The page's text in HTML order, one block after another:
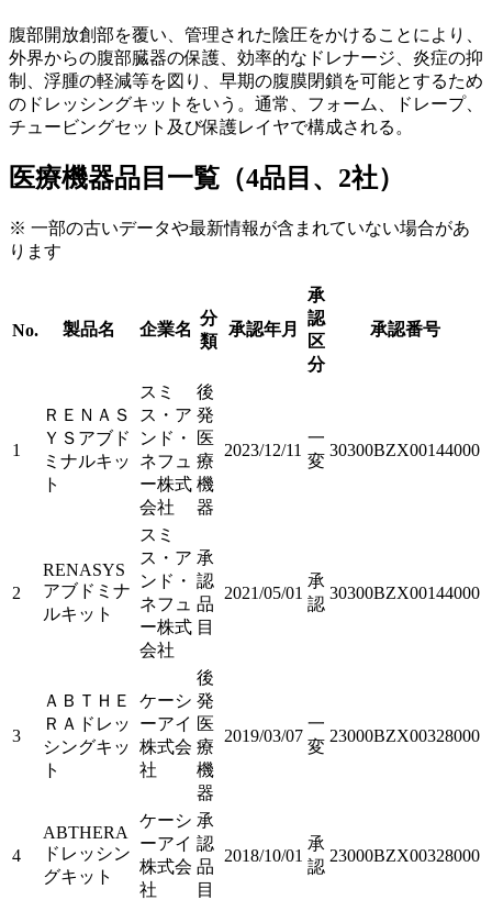
腹部開放創部を覆い、管理された陰圧をかけることにより、
外界からの腹部臓器の保護、効率的なドレナージ、炎症の抑
制、浮腫の軽減等を図り、早期の腹膜閉鎖を可能とするため
のドレッシングキットをいう。通常、フォーム、ドレープ、
チュービングセット及び保護レイヤで構成される。
医療機器品目一覧（4品目、2社）
※ 一部の古いデータや最新情報が含まれていない場合があ
ります
No. 製品名 企業名
分
類
承認年月
承
認
区
分
承認番号
1
ＲＥＮＡＳ
ＹＳアブド
ミナルキッ
ト
スミ
ス・ア
ンド・
ネフュ
ー株式
会社
後
発
医
療
機
器
2023/12/11
一
変
30300BZX00144000
2
RENASYS
アブドミナ
ルキット
スミ
ス・ア
ンド・
ネフュ
ー株式
会社
承
認
品
目
2021/05/01
承
認
30300BZX00144000
3
ＡＢＴＨＥ
ＲＡドレッ
シングキッ
ト
ケーシ
ーアイ
株式会
社
後
発
医
療
機
器
2019/03/07
一
変
23000BZX00328000
4
ABTHERA
ドレッシン
グキット
ケーシ
ーアイ
株式会
社
承
認
品
目
2018/10/01
承
認
23000BZX00328000